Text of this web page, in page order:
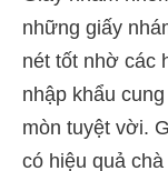
những giấy
nét tốt nhờ các
nhập khẩu
mòn tuyệt vời.
có hiệu quả